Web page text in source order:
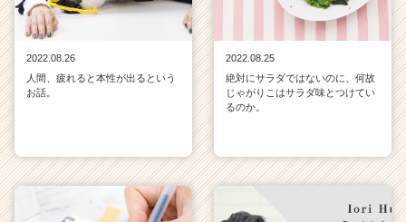
2022.08.26
人間、疲れると本性が出るという
お話。
2022.08.25
絶対にサラダではないのに、何故
じゃがりこはサラダ味とつけてい
るのか。